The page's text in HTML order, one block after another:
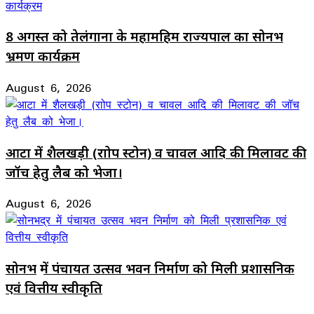
8 अगस्त को तेलंगाना के महामहिम राज्यपाल का सोनभद्र
भ्रमण कार्यक्रम
August 6, 2026
आटा में शैलखड़ी (राोप स्टोन) व चावल आदि की मिलावट की
जॉच हेतु लैब को भेजा।
August 6, 2026
सोनभद्र में पंचायत उत्सव भवन निर्माण को मिली प्रशासनिक
एवं वित्तीय स्वीकृति